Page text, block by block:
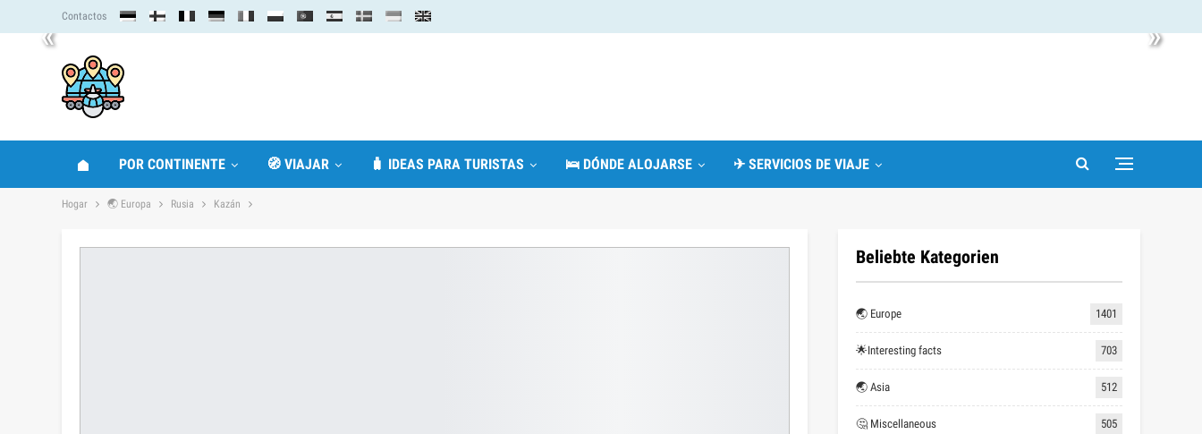
« »
Contactos
POR CONTINENTE 🧭 VIAJAR 🧳 IDEAS PARA TURISTAS 🛌 DÓNDE ALOJARSE ✈ SERVICIOS DE VIAJE
Hogar 🌏 Europa Rusia Kazán
Beliebte Kategorien
🌏 Europe 1401
🌟Interesting facts 703
🌏 Asia 512
🤔 Miscellaneous 505